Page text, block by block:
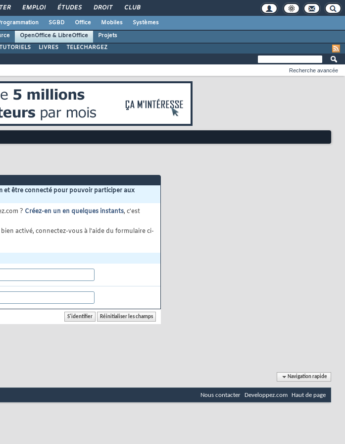
EMPLOI ÉTUDES DROIT CLUB
SGBD Office Mobiles
Systèmes
OpenOffice & LibreOffice
Projets
LIVRES TELECHARGEZ
Recherche avancée
et être connecté pour pouvoir participer aux
? Créez-en un en quelques instants, c'est
activé, connectez-vous à l'aide du formulaire ci-
Navigation rapide
Nous contacter Developpez.com Haut de page